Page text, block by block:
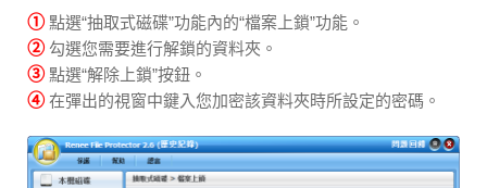
① 點選“抽取式磁碟”功能內的“檔案上鎖”功能。
② 勾選您需要進行解鎖的資料夾。
③ 點選“解除上鎖”按鈕。
④ 在彈出的視窗中鍵入您加密該資料夾時所設定的密碼。